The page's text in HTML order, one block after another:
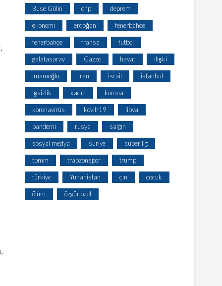
Buse Gülin chp deprem
ekonomi erdoğan fenerbahce
fenerbahçe fransa futbol
galatasaray Gazze hayat ilişki
imamoğlu iran israil istanbul
işsizlik kadın korona
koronavirüs kovit-19 libya
pandemi rusya salgın
sosyal medya suriye süper lig
tbmm trabzonspor trump
türkiye Yunanistan çin çocuk
ölüm özgür özel